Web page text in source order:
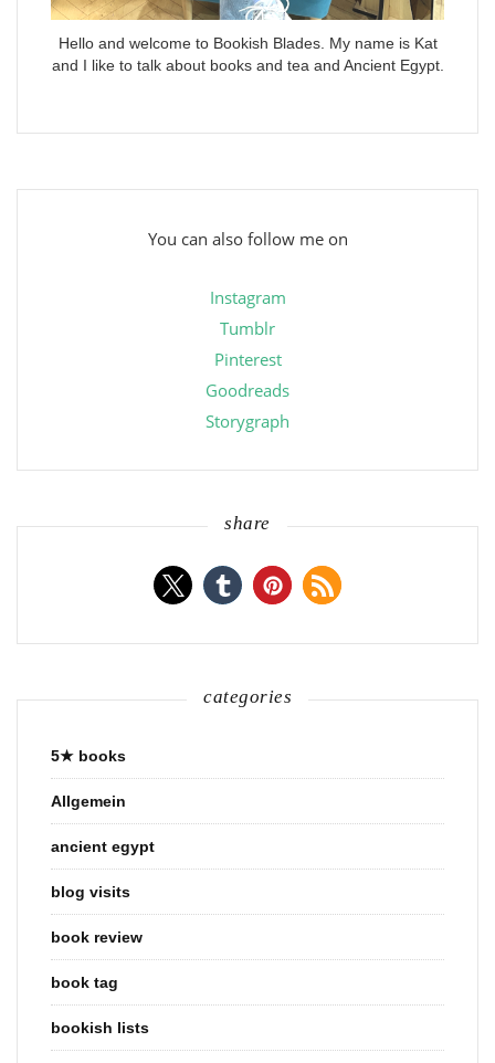
Hello and welcome to Bookish Blades. My name is Kat
and I like to talk about books and tea and Ancient Egypt.
You can also follow me on
Instagram
Tumblr
Pinterest
Goodreads
Storygraph
share
categories
5★ books
Allgemein
ancient egypt
blog visits
book review
book tag
bookish lists